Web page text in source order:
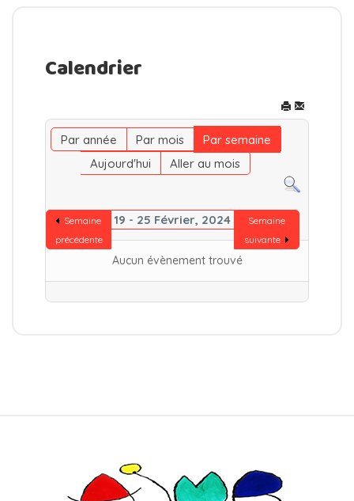
Calendrier
Par année Par mois
Par semaine
Aujourd'hui
Aller au mois
Semaine
précédente
19 - 25 Février, 2024
Semaine
suivante
Aucun évènement trouvé